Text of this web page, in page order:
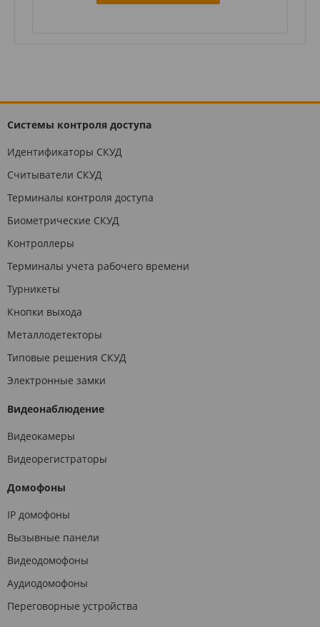
Системы контроля доступа
Идентификаторы СКУД
Считыватели СКУД
Терминалы контроля доступа
Биометрические СКУД
Контроллеры
Терминалы учета рабочего времени
Турникеты
Кнопки выхода
Металлодетекторы
Типовые решения СКУД
Электронные замки
Видеонаблюдение
Видеокамеры
Видеорегистраторы
Домофоны
IP домофоны
Вызывные панели
Видеодомофоны
Аудиодомофоны
Переговорные устройства